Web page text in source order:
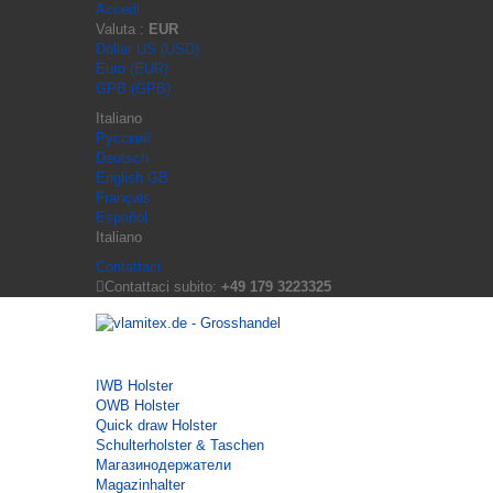
Accedi
Valuta : EUR
Dollar US (USD)
Euro (EUR)
GPB (GPB)
Italiano
Русский
Deutsch
English GB
Français
Español
Italiano
Contattaci
Contattaci subito: +49 179 3223325
IWB Holster
OWB Holster
Quick draw Holster
Schulterholster & Taschen
Магазинодержатели
Magazinhalter